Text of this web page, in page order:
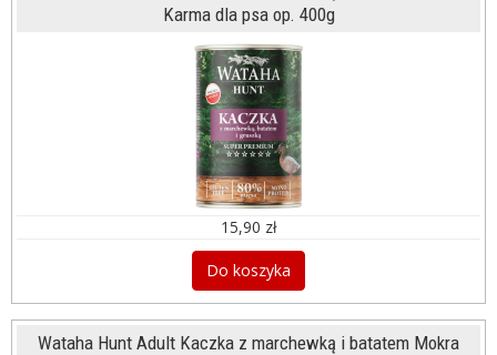
Karma dla psa op. 400g
15,90 zł
Do koszyka
Wataha Hunt Adult Kaczka z marchewką i batatem Mokra